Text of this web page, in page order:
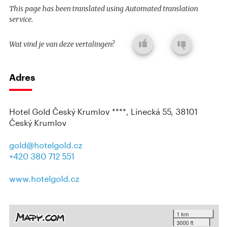
This page has been translated using Automated translation
service.
Wat vind je van deze vertalingen?
Adres
Hotel Gold Český Krumlov ****, Linecká 55, 38101
Český Krumlov
gold@hotelgold.cz
+420 380 712 551
www.hotelgold.cz
1 km
3000 ft